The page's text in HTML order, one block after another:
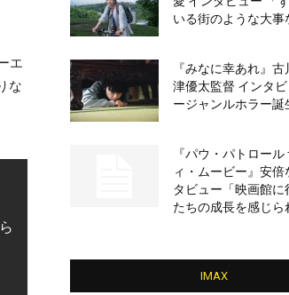
エ
な
いる街のような大事
『みなに幸あれ』
津優太監督 インタビ
ージャンルホラー誕
『パウ・パトロー
ィ・ムービー』安倍
タビュー「映画館に
たちの成長を感じら
IMAX